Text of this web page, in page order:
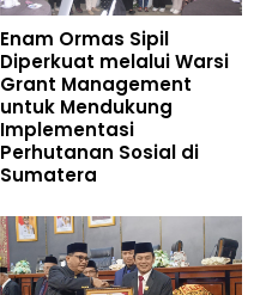
Enam Ormas Sipil
Diperkuat melalui Warsi
Grant Management
untuk Mendukung
Implementasi
Perhutanan Sosial di
Sumatera